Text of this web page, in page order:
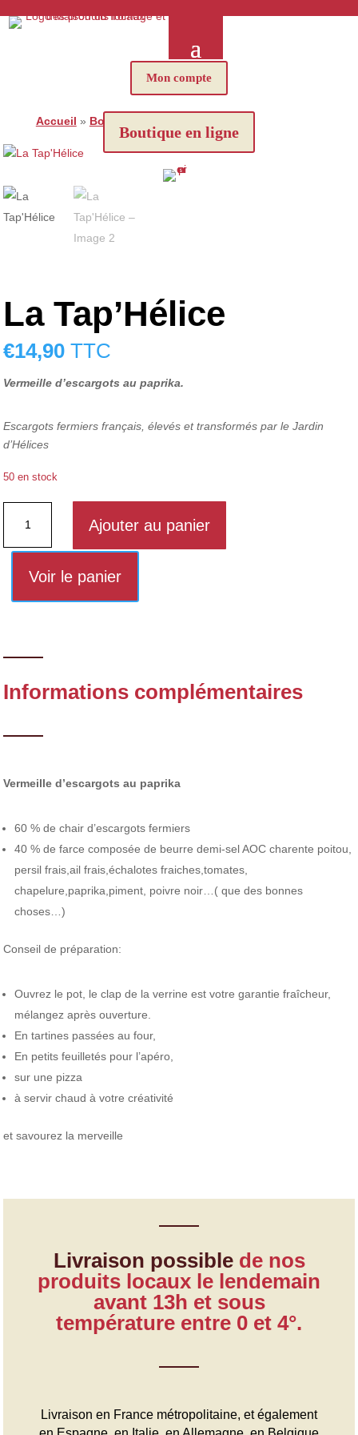
Mon compte
Boutique en ligne
Accueil » Boutique
La Tap’Hélice
€14,90 TTC
Vermeille d’escargots au paprika.
Escargots fermiers français, élevés et transformés par le Jardin
d’Hélices
50 en stock
La
Ajouter au panier
Voir le panier
Informations complémentaires
Vermeille d’escargots au paprika
60 % de chair d’escargots fermiers
40 % de farce composée de beurre demi-sel AOC charente poitou,
persil frais,ail frais,échalotes fraiches,tomates,
chapelure,paprika,piment, poivre noir…( que des bonnes
choses…)
Conseil de préparation:
Ouvrez le pot, le clap de la verrine est votre garantie fraîcheur,
mélangez après ouverture.
En tartines passées au four,
En petits feuilletés pour l’apéro,
sur une pizza
à servir chaud à votre créativité
et savourez la merveille
Livraison possible de nos
produits locaux le lendemain
avant 13h et sous
température entre 0 et 4°.
Livraison en France métropolitaine, et également